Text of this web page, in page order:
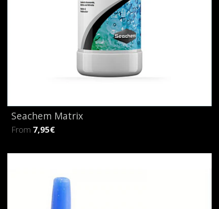
Seachem Matrix
From 7,95€